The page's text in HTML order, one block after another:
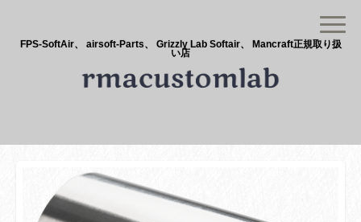
FPS-SoftAir、 airsoft-Parts、 Grizzly Lab Softair、 Mancraft正規取り扱
い店